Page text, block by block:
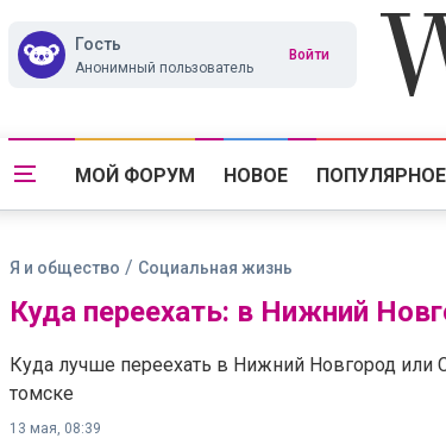
Гость
Анонимный пользователь
Войти
МОЙ ФОРУМ НОВОЕ ПОПУЛЯРНОЕ
Я и общество / Социальная жизнь
Куда переехать: в Нижний
Куда лучше переехать в Нижний Новгород или
томске
13 мая, 08:39